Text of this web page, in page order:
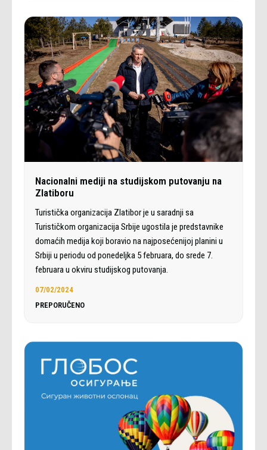
Nacionalni mediji na studijskom putovanju na
Zlatiboru
Turistička organizacija Zlatibor je u saradnji sa
Turističkom organizacija Srbije ugostila je predstavnike
domaćih medija koji boravio na najposećenijoj planini u
Srbiji u periodu od ponedeljka 5 februara, do srede 7.
februara u okviru studijskog putovanja.
07/02/2024
PREPORUČENO